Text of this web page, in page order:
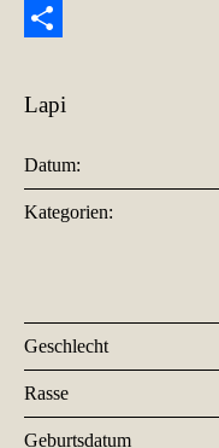
Snapchat
Lapi
Datum:
Kategorien:
Geschlecht
Rasse
Geburtsdatum